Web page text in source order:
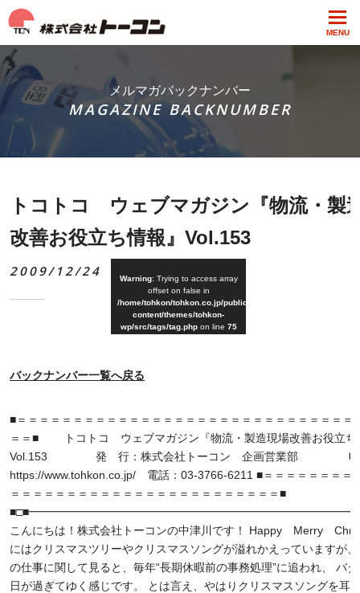
MENU
メルマガバックナンバー
MAGAZINE BACKNUMBER
トコトコ ウェブマガジン『物流・製
改善お役立ち情報』Vol.153
2009/12/24 Warning: Trying to access array
offset on false in
/home/tohkon/tohkon.co.jp/public_html/wp-
content/themes/tohkon-
wp/src/tags/tag.phpon line 75
バックナンバー一覧へ戻る
■＝＝＝＝＝＝＝＝＝＝＝＝＝＝＝＝＝＝＝＝＝＝＝＝＝＝＝＝＝＝
＝＝■ トコトコ ウェブマガジン『物流・製造現場改善お役立ち
Vol.153 発 行：株式会社トーコン 企画営業部 Ｕ
https://www.tohkon.co.jp/ 電話：03-3766-6211 ■＝＝＝＝＝＝＝＝
＝＝＝＝＝＝＝＝＝＝＝＝＝＝＝＝＝＝＝＝＝＝＝＝■
こんにちは！株式会社トーコンの中津川です！ Happy Merry
にはクリスマスツリーやクリスマスソングが溢れかえっていますが
の仕事に関して見ると、毎年“長期休暇前の事務処理”に追われ、 バ
日が過ぎてゆく感じです。 とは言え、やはりクリスマスソングを耳